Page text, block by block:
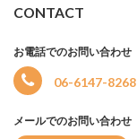
CONTACT
お電話でのお問い合わせ
06-6147-8268
メールでのお問い合わせ